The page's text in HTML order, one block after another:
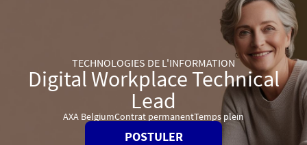
MES CANDIDATURES MON PROFIL
TECHNOLOGIES DE L'INFORMATION
Digital Workplace Technical
Lead
AXA BelgiumContrat permanentTemps plein
POSTULER